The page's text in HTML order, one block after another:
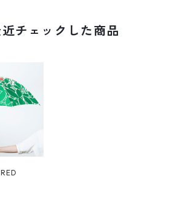
チェックした商品